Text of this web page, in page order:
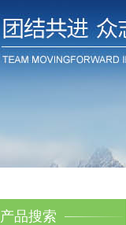
产品搜索